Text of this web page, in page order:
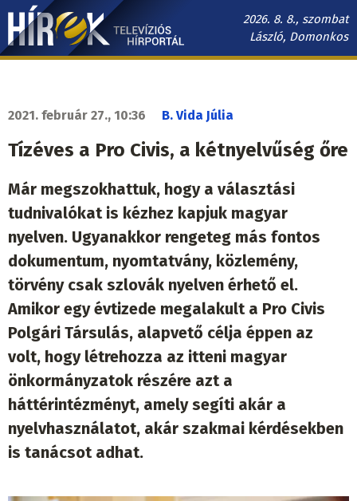
Ugrás
tartalomra
2026. 8. 8., szombat
László, Domonkos
Hírek.sk
2021. február 27., 10:36 B. Vida Júlia
Tízéves a Pro Civis, a kétnyelvűség őre
Már megszokhattuk, hogy a választási
tudnivalókat is kézhez kapjuk magyar
nyelven. Ugyanakkor rengeteg más fontos
dokumentum, nyomtatvány, közlemény,
törvény csak szlovák nyelven érhető el.
Amikor egy évtizede megalakult a Pro Civis
Polgári Társulás, alapvető célja éppen az
volt, hogy létrehozza az itteni magyar
önkormányzatok részére azt a
háttérintézményt, amely segíti akár a
nyelvhasználatot, akár szakmai kérdésekben
is tanácsot adhat.